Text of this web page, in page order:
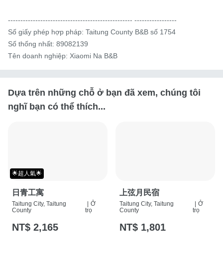
-------------------------------------------------- -----------------
Số giấy phép hợp pháp: Taitung County B&B số 1754
Số thống nhất: 89082139
Tên doanh nghiệp: Xiaomi Na B&B
Dựa trên những chỗ ở bạn đã xem, chúng tôi
nghĩ bạn có thể thích...
🌟超人氣🌟
日青工寓
Taitung City, Taitung
County
| Ở
trọ
NT$ 2,165
上弦月民宿
Taitung City, Taitung
County
| Ở
trọ
NT$ 1,801